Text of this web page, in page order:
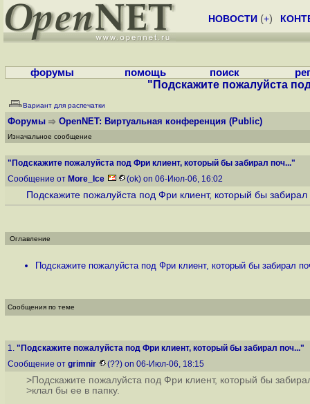
НОВОСТИ (+)
форумы помощь поиск
"Подскажите пожалуйста
Вариант для распечатки
Форумы OpenNET: Виртуальная конференция (Public)
Изначальное сообщение
"Подскажите пожалуйста под Фри клиент, который бы забирал поч..."
Сообщение от More_Ice (ok) on 06-Июл-06, 16:02
Подскажите пожалуйста под Фри клиент, который бы
Оглавление
Подскажите пожалуйста под Фри клиент, который бы забирал
Сообщения по теме
1. "Подскажите пожалуйста под Фри клиент, который бы забирал поч..."
Сообщение от grimnir (??) on 06-Июл-06, 18:15
>Подскажите пожалуйста под Фри клиент, который бы
>клал бы ее в папку.